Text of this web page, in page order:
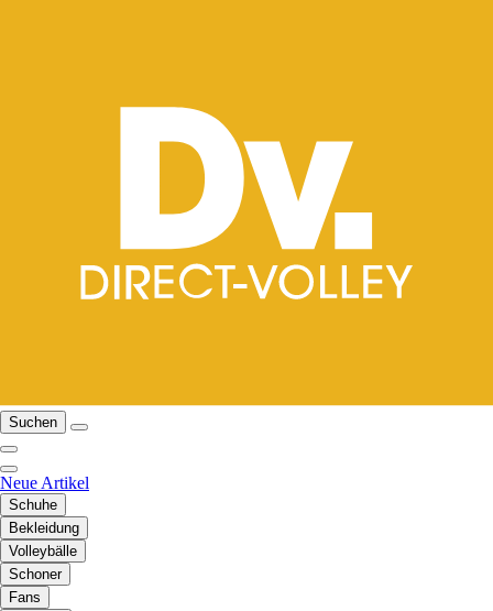
Suchen
Neue Artikel
Schuhe
Bekleidung
Volleybälle
Schoner
Fans